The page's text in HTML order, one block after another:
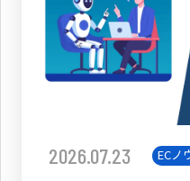
2026.07.23 ECノ